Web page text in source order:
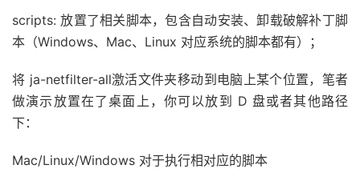
scripts: 放置了相关脚本，包含自动安装、卸载破解补丁脚
本（Windows、Mac、Linux 对应系统的脚本都有）；
将 ja-netfilter-all激活文件夹移动到电脑上某个位置，笔者
做演示放置在了桌面上，你可以放到 D 盘或者其他路径
下：
Mac/Linux/Windows 对于执行相对应的脚本